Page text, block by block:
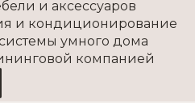
и аксессуаров
и кондиционирование
умного дома
компанией